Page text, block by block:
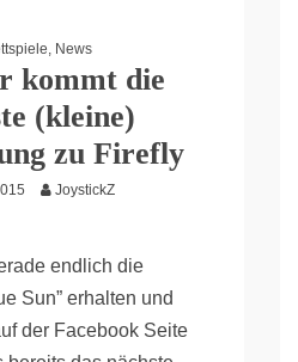
, News
kommt die
(kleine)
zu Firefly
JoystickZ
endlich die
Sun” erhalten und
der Facebook Seite